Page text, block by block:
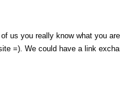
us you really know what you
=). We could have a link